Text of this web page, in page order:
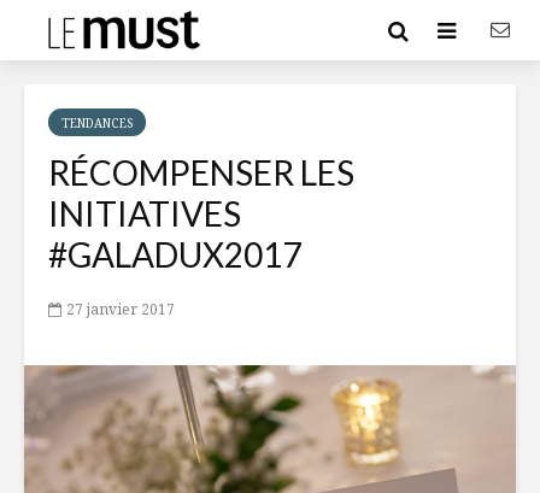
TENDANCES
RÉCOMPENSER LES
INITIATIVES
#GALADUX2017
27 janvier 2017